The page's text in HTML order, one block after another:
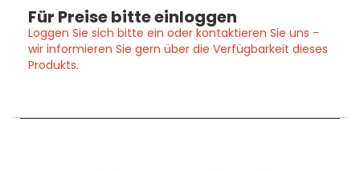
Für Preise bitte einloggen
Loggen Sie sich bitte ein oder kontaktieren Sie uns -
wir informieren Sie gern über die Verfügbarkeit dieses
Produkts.